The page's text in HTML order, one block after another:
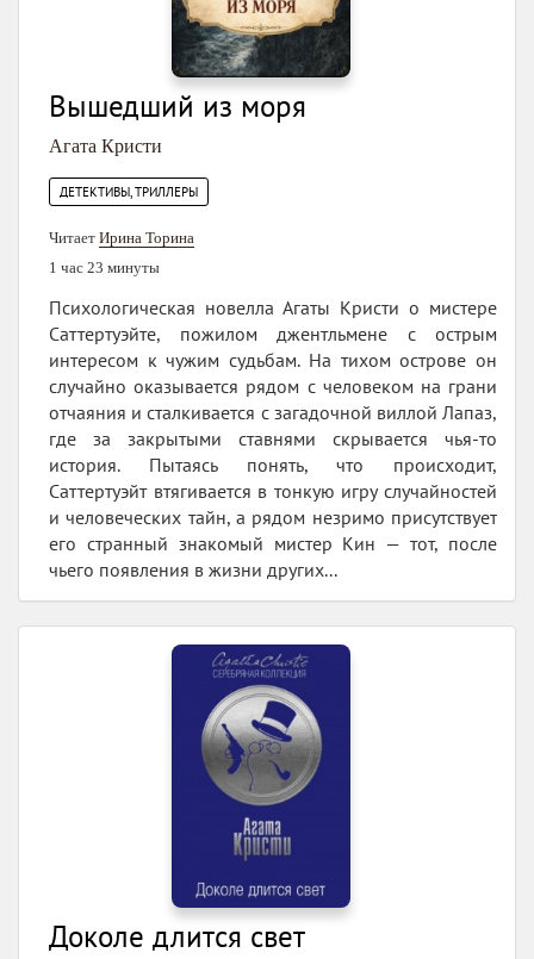
Вышедший из моря
Агата Кристи
ДЕТЕКТИВЫ, ТРИЛЛЕРЫ
Читает Ирина Торина
1 час 23 минуты
Психологическая новелла Агаты Кристи о мистере
Саттертуэйте, пожилом джентльмене с острым
интересом к чужим судьбам. На тихом острове он
случайно оказывается рядом с человеком на грани
отчаяния и сталкивается с загадочной виллой Лапаз,
где за закрытыми ставнями скрывается чья‑то
история. Пытаясь понять, что происходит,
Саттертуэйт втягивается в тонкую игру случайностей
и человеческих тайн, а рядом незримо присутствует
его странный знакомый мистер Кин — тот, после
чьего появления в жизни других...
Доколе длится свет